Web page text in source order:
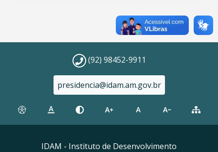
(92) 98452-9911
presidencia@idam.am.gov.br
IDAM - Instituto de Desenvolvimento